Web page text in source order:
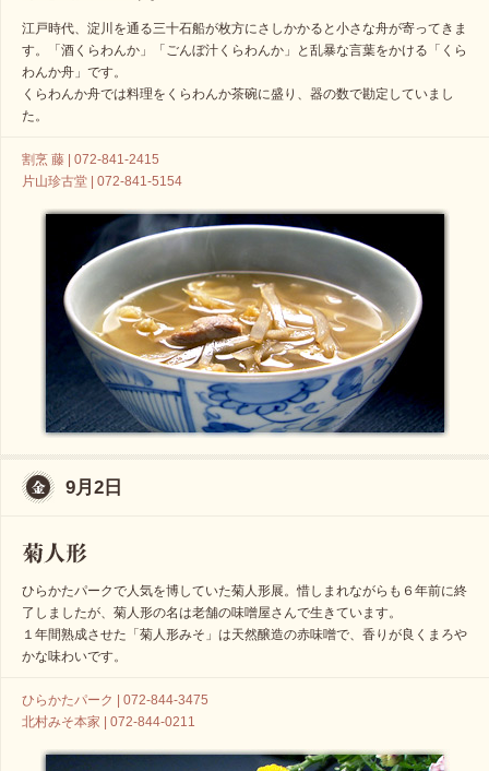
江戸時代、淀川を通る三十石船が枚方にさしかかると小さな舟が寄ってきま
す。「酒くらわんか」「ごんぼ汁くらわんか」と乱暴な言葉をかける「くら
わんか舟」です。
くらわんか舟では料理をくらわんか茶碗に盛り、器の数で勘定していまし
た。
割烹 藤 | 072-841-2415
片山珍古堂 | 072-841-5154
9月2日
ひらかたパークで人気を博していた菊人形展。惜しまれながらも６年前に終
了しましたが、菊人形の名は老舗の味噌屋さんで生きています。
１年間熟成させた「菊人形みそ」は天然醸造の赤味噌で、香りが良くまろや
かな味わいです。
ひらかたパーク | 072-844-3475
北村みそ本家 | 072-844-0211